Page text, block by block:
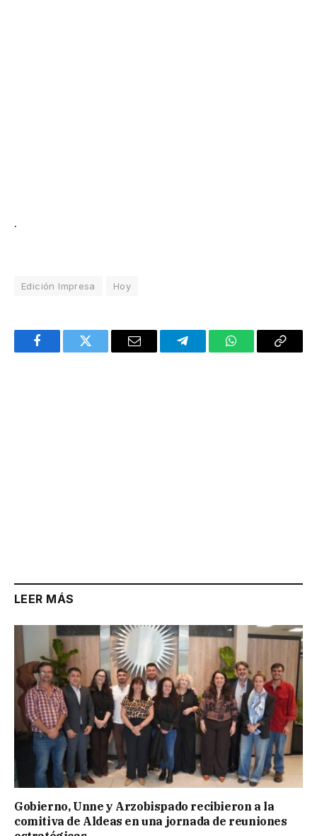
.
Edición Impresa Hoy
FacebookTwitter Email TelegramWhatsAppCopy
LEER MÁS
Gobierno, Unne y Arzobispado recibieron a la
comitiva de Aldeas en una jornada de reuniones